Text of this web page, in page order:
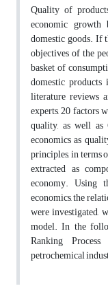
Quality of
economic growth
domestic goods. If
objectives of the
basket of
domestic products
literature reviews
experts, 20 factors
quality, as well
economics as
principles, in terms
extracted as
economy. Using
economics, the
were investigated,
model. In the
Ranking
petrochemical